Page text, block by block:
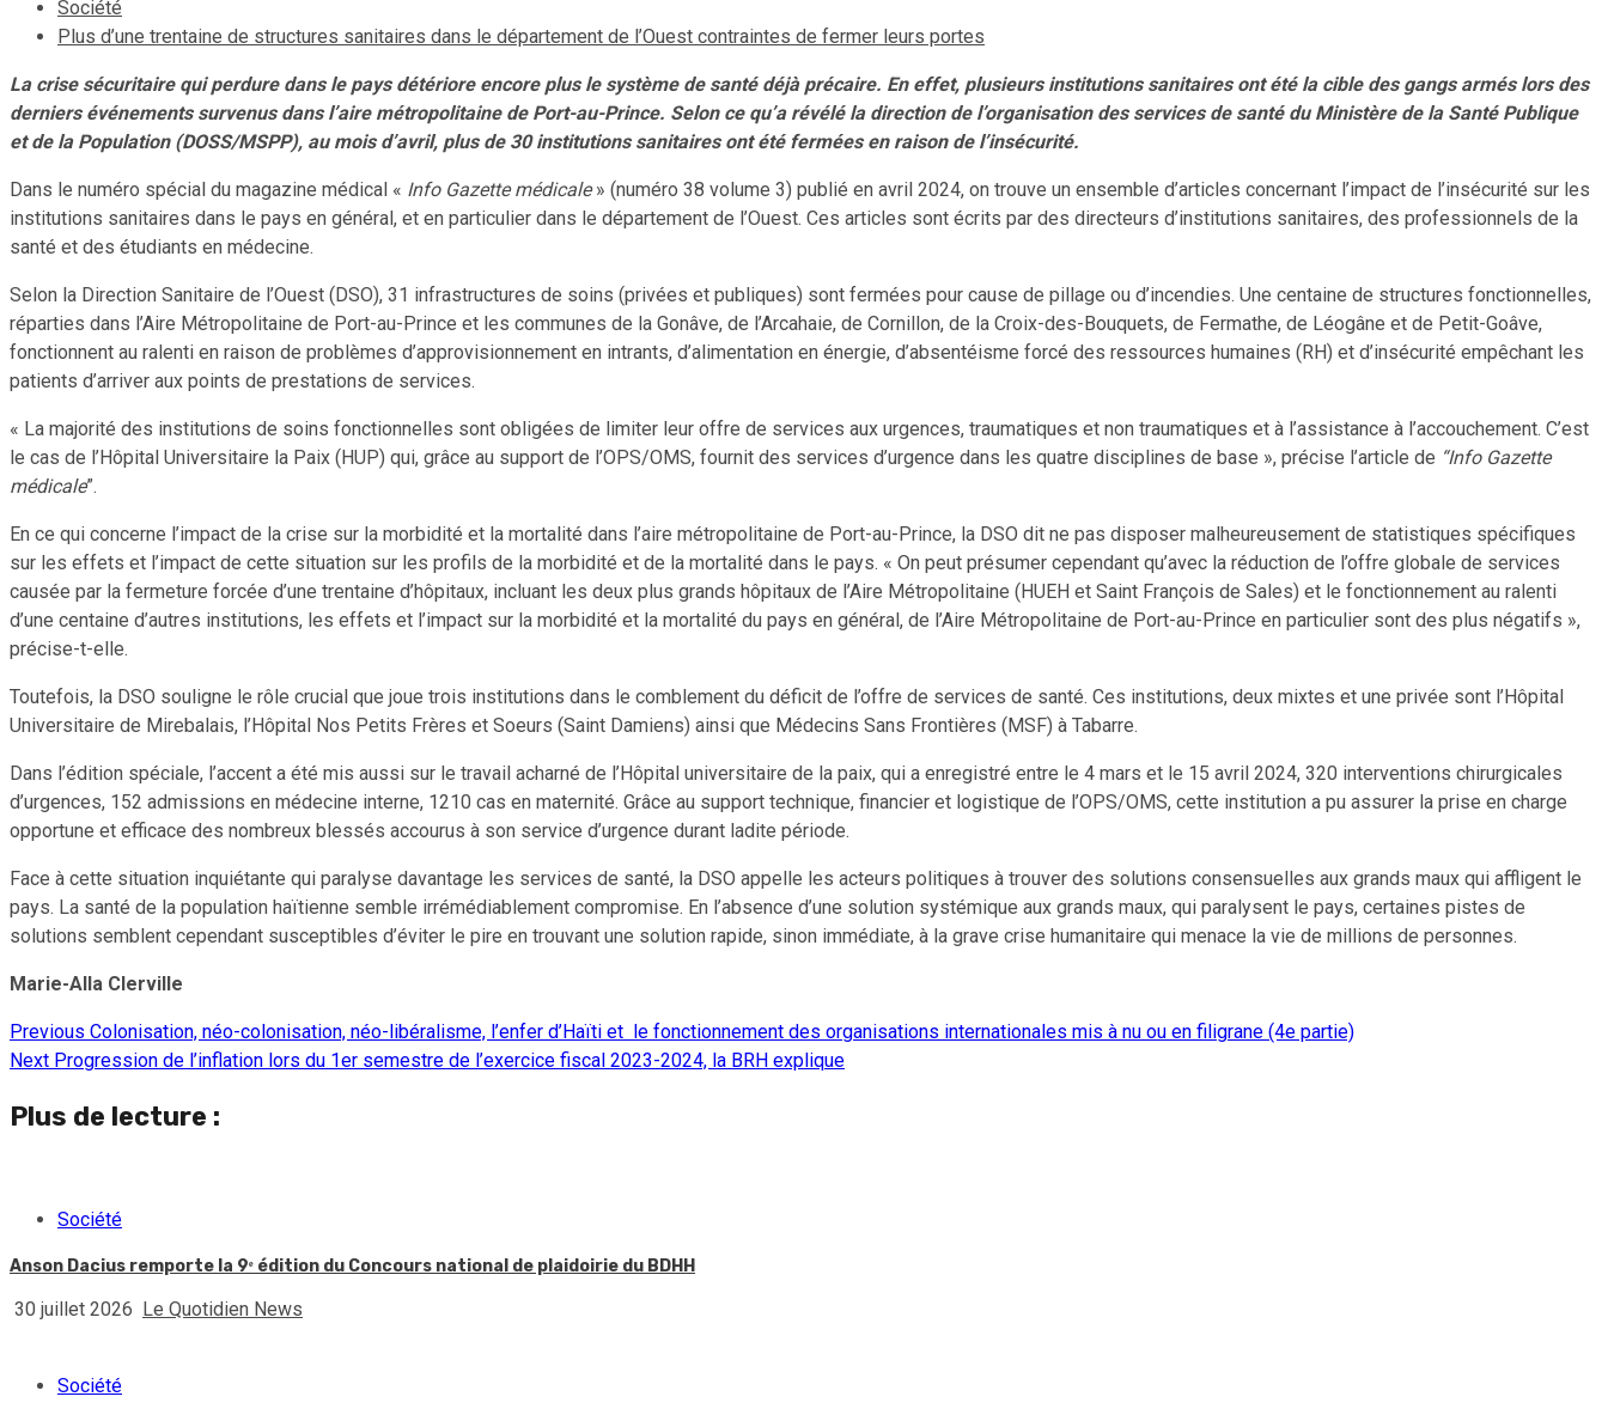
Société
Plus d’une trentaine de structures sanitaires dans le département de l’Ouest contraintes de fermer leurs portes
La crise sécuritaire qui perdure dans le pays détériore encore plus le système de santé déjà précaire. En effet, plusieurs institutions sanitaires ont été la cible des gangs armés lors des
derniers événements survenus dans l’aire métropolitaine de Port-au-Prince. Selon ce qu’a révélé la direction de l’organisation des services de santé du Ministère de la Santé Publique
et de la Population (DOSS/MSPP), au mois d’avril, plus de 30 institutions sanitaires ont été fermées en raison de l’insécurité.
Dans le numéro spécial du magazine médical « Info Gazette médicale» (numéro 38 volume 3) publié en avril 2024, on trouve un ensemble d’articles concernant l’impact de l’insécurité sur les
institutions sanitaires dans le pays en général, et en particulier dans le département de l’Ouest. Ces articles sont écrits par des directeurs d’institutions sanitaires, des professionnels de la
santé et des étudiants en médecine.
Selon la Direction Sanitaire de l’Ouest (DSO), 31 infrastructures de soins (privées et publiques) sont fermées pour cause de pillage ou d’incendies. Une centaine de structures fonctionnelles,
réparties dans l’Aire Métropolitaine de Port-au-Prince et les communes de la Gonâve, de l’Arcahaie, de Cornillon, de la Croix-des-Bouquets, de Fermathe, de Léogâne et de Petit-Goâve,
fonctionnent au ralenti en raison de problèmes d’approvisionnement en intrants, d’alimentation en énergie, d’absentéisme forcé des ressources humaines (RH) et d’insécurité empêchant les
patients d’arriver aux points de prestations de services.
« La majorité des institutions de soins fonctionnelles sont obligées de limiter leur offre de services aux urgences, traumatiques et non traumatiques et à l’assistance à l’accouchement. C’est
le cas de l’Hôpital Universitaire la Paix (HUP) qui, grâce au support de l’OPS/OMS, fournit des services d’urgence dans les quatre disciplines de base », précise l’article de “Info Gazette
médicale”.
En ce qui concerne l’impact de la crise sur la morbidité et la mortalité dans l’aire métropolitaine de Port-au-Prince, la DSO dit ne pas disposer malheureusement de statistiques spécifiques
sur les effets et l’impact de cette situation sur les profils de la morbidité et de la mortalité dans le pays. « On peut présumer cependant qu’avec la réduction de l’offre globale de services
causée par la fermeture forcée d’une trentaine d’hôpitaux, incluant les deux plus grands hôpitaux de l’Aire Métropolitaine (HUEH et Saint François de Sales) et le fonctionnement au ralenti
d’une centaine d’autres institutions, les effets et l’impact sur la morbidité et la mortalité du pays en général, de l’Aire Métropolitaine de Port-au-Prince en particulier sont des plus négatifs »,
précise-t-elle.
Toutefois, la DSO souligne le rôle crucial que joue trois institutions dans le comblement du déficit de l’offre de services de santé. Ces institutions, deux mixtes et une privée sont l’Hôpital
Universitaire de Mirebalais, l’Hôpital Nos Petits Frères et Soeurs (Saint Damiens) ainsi que Médecins Sans Frontières (MSF) à Tabarre.
Dans l’édition spéciale, l’accent a été mis aussi sur le travail acharné de l’Hôpital universitaire de la paix, qui a enregistré entre le 4 mars et le 15 avril 2024, 320 interventions chirurgicales
d’urgences, 152 admissions en médecine interne, 1210 cas en maternité. Grâce au support technique, financier et logistique de l’OPS/OMS, cette institution a pu assurer la prise en charge
opportune et efficace des nombreux blessés accourus à son service d’urgence durant ladite période.
Face à cette situation inquiétante qui paralyse davantage les services de santé, la DSO appelle les acteurs politiques à trouver des solutions consensuelles aux grands maux qui affligent le
pays. La santé de la population haïtienne semble irrémédiablement compromise. En l’absence d’une solution systémique aux grands maux, qui paralysent le pays, certaines pistes de
solutions semblent cependant susceptibles d’éviter le pire en trouvant une solution rapide, sinon immédiate, à la grave crise humanitaire qui menace la vie de millions de personnes.
Marie-Alla Clerville
Continue
Reading
Previous Colonisation, néo-colonisation, néo-libéralisme, l’enfer d’Haïti et le fonctionnement des organisations internationales mis à nu ou en filigrane (4e partie)
Next Progression de l’inflation lors du 1er semestre de l’exercice fiscal 2023-2024, la BRH explique
Plus de lecture :
Société
Anson Dacius remporte la 9ᵉ édition du Concours national de plaidoirie du BDHH
30 juillet 2026 Le Quotidien News
Société